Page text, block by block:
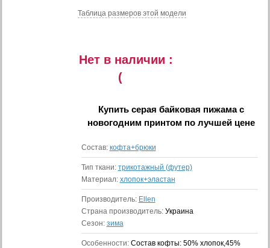
Таблица размеров этой модели
Нет в наличии :
(
Купить серая байковая пижама с
новогодним принтом по лучшей цене
Состав: кофта+брюки
Тип ткани: трикотажный (футер)
Материал: хлопок+эластан
Производитель: Ellen
Страна производитель: Украина
Сезон: зима
Особенности: Состав кофты: 50% хлопок,45%